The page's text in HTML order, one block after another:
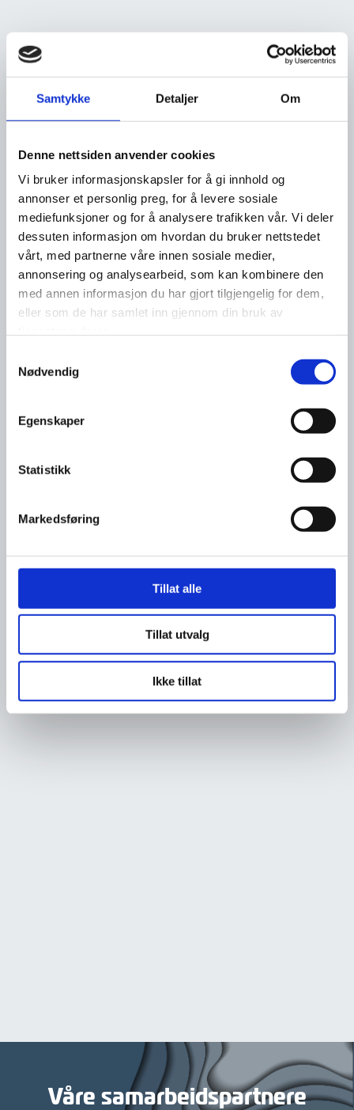
Samtykke Detaljer Om
Denne nettsiden anvender cookies
Vi bruker informasjonskapsler for å gi innhold og
annonser et personlig preg, for å levere sosiale
mediefunksjoner og for å analysere trafikken vår. Vi deler
dessuten informasjon om hvordan du bruker nettstedet
vårt, med partnerne våre innen sosiale medier,
annonsering og analysearbeid, som kan kombinere den
med annen informasjon du har gjort tilgjengelig for dem,
eller som de har samlet inn gjennom din bruk av
Nødvendig
Egenskaper
Statistikk
Markedsføring
Tillat alle
Tillat utvalg
Ikke tillat
Våre samarbeidspartnere